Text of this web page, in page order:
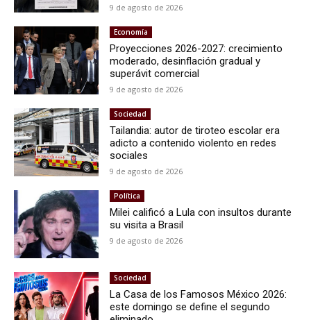
9 de agosto de 2026
Economía
Proyecciones 2026-2027: crecimiento
moderado, desinflación gradual y
superávit comercial
9 de agosto de 2026
Sociedad
Tailandia: autor de tiroteo escolar era
adicto a contenido violento en redes
sociales
9 de agosto de 2026
Política
Milei calificó a Lula con insultos durante
su visita a Brasil
9 de agosto de 2026
Sociedad
La Casa de los Famosos México 2026:
este domingo se define el segundo